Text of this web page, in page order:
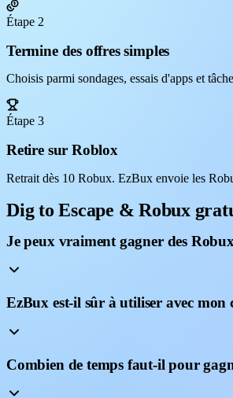
Étape 2
Termine des offres simples
Choisis parmi sondages, essais d'apps et
Étape 3
Retire sur Roblox
Retrait dès 10 Robux. EzBux envoie les
Dig to Escape & Robux
Je peux vraiment gagner des
EzBux est-il sûr à utiliser avec mon
Combien de temps faut-il pour